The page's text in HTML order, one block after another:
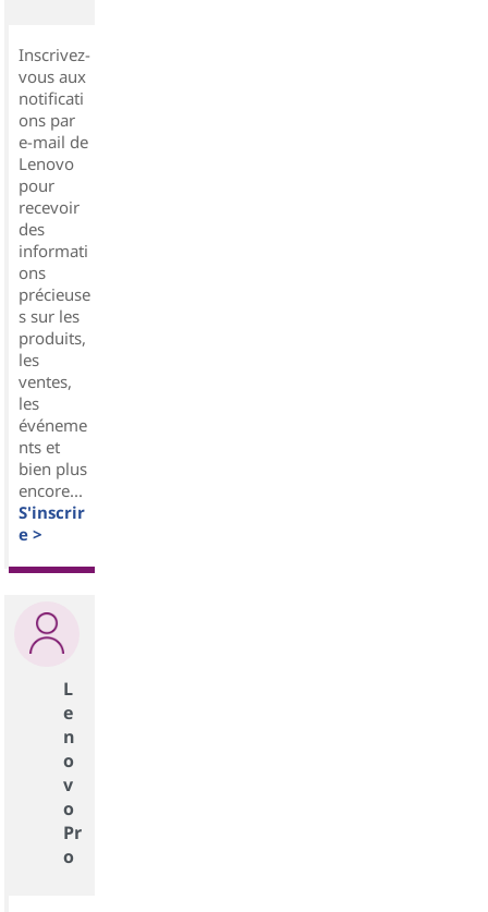
Inscrivez-
vous aux
notificati
ons par
e-mail de
Lenovo
pour
recevoir
des
informati
ons
précieuse
s sur les
produits,
les
ventes,
les
événeme
nts et
bien plus
encore...
S'inscrir
e >
L
e
n
o
v
o
Pr
o